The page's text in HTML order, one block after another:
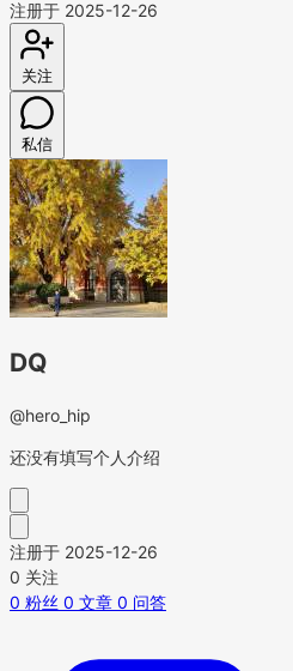
注册于 2025-12-26
关注
私信
DQ
@hero_hip
还没有填写个人介绍
注册于 2025-12-26
0 关注
0 粉丝 0 文章 0 问答